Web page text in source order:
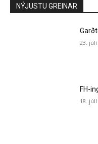
NÝJUSTU GREINAR
23. júlí
FH-
18. júlí